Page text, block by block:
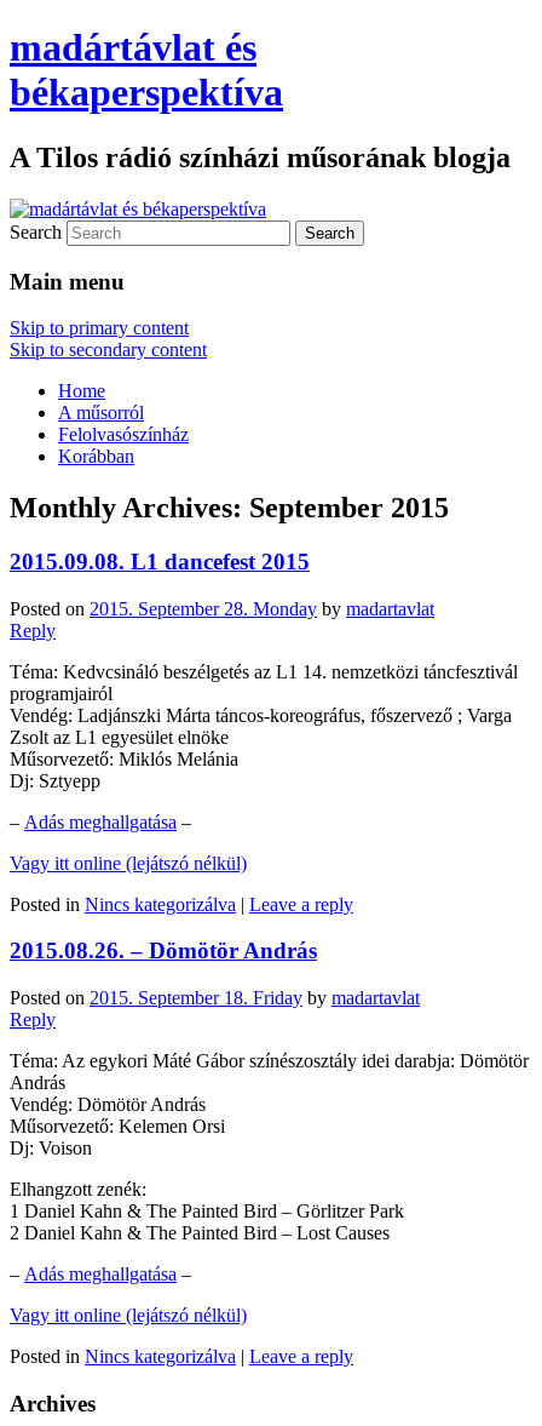
madártávlat és
békaperspektíva
A Tilos rádió színházi műsorának blogja
Search
Main menu
Skip to primary content
Skip to secondary content
Home
A műsorról
Felolvasószínház
Korábban
Monthly Archives: September 2015
2015.09.08. L1 dancefest 2015
Posted on 2015. September 28. Monday by madartavlat
Reply
Téma: Kedvcsináló beszélgetés az L1 14. nemzetközi táncfesztivál
programjairól
Vendég: Ladjánszki Márta táncos-koreográfus, főszervező ; Varga
Zsolt az L1 egyesület elnöke
Műsorvezető: Miklós Melánia
Dj: Sztyepp
– Adás meghallgatása –
Vagy itt online (lejátszó nélkül)
Posted in Nincs kategorizálva | Leave a reply
2015.08.26. – Dömötör András
Posted on 2015. September 18. Friday by madartavlat
Reply
Téma: Az egykori Máté Gábor színészosztály idei darabja: Dömötör
András
Vendég: Dömötör András
Műsorvezető: Kelemen Orsi
Dj: Voison
Elhangzott zenék:
1 Daniel Kahn & The Painted Bird – Görlitzer Park
2 Daniel Kahn & The Painted Bird – Lost Causes
– Adás meghallgatása –
Vagy itt online (lejátszó nélkül)
Posted in Nincs kategorizálva | Leave a reply
Archives